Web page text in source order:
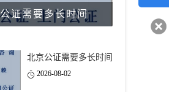
证需要多长时间
北京公证需要多长时间
2026-08-02
客服